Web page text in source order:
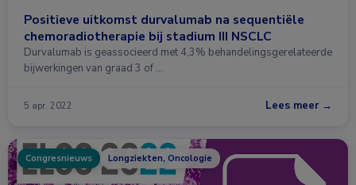
Positieve uitkomst durvalumab na sequentiële
chemoradiotherapie bij stadium III NSCLC
Durvalumab is geassocieerd met 4,3% behandelingsgerelateerde
bijwerkingen van graad 3 of …
5 apr. 2022 Lees meer →
Congresnieuws Longziekten, Oncologie